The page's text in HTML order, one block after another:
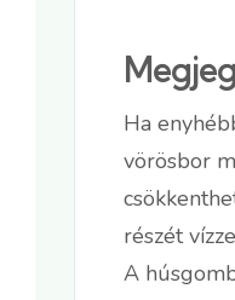
Ha
vörösbor
részét
A